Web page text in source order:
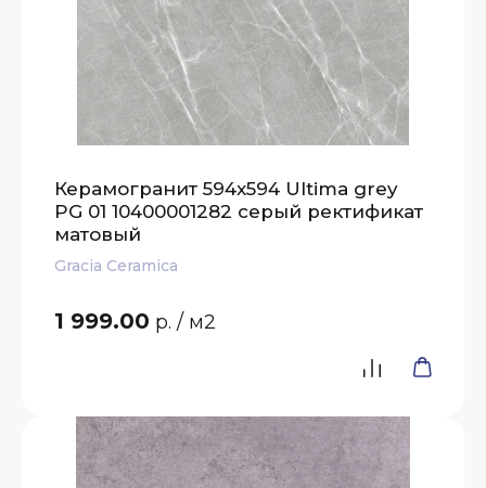
Керамогранит 594x594 Ultima grey
PG 01 10400001282 серый ректификат
матовый
Gracia Ceramica
1 999.00 р. / м2